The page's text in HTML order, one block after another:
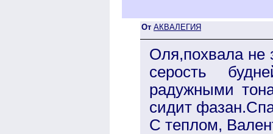
От АКВАЛЕГИЯ
Оля,похвала не
серость
радужными
сидит
С теплом,